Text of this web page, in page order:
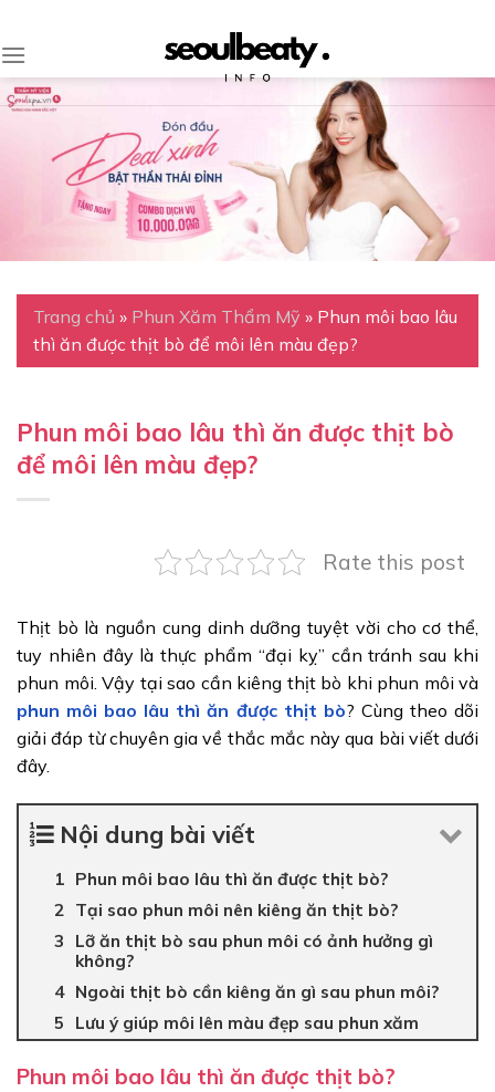
content
Trang chủ » Phun Xăm Thẩm Mỹ » Phun môi bao lâu
thì ăn được thịt bò để môi lên màu đẹp?
Phun môi bao lâu thì ăn được thịt bò
để môi lên màu đẹp?
Rate this post
Thịt bò là nguồn cung dinh dưỡng tuyệt vời cho cơ thể,
tuy nhiên đây là thực phẩm “đại kỵ” cần tránh sau khi
phun môi. Vậy tại sao cần kiêng thịt bò khi phun môi và
phun môi bao lâu thì ăn được thịt bò? Cùng theo dõi
giải đáp từ chuyên gia về thắc mắc này qua bài viết dưới
đây.
Nội dung bài viết
Phun môi bao lâu thì ăn được thịt bò?
Tại sao phun môi nên kiêng ăn thịt bò?
Lỡ ăn thịt bò sau phun môi có ảnh hưởng gì
không?
Ngoài thịt bò cần kiêng ăn gì sau phun môi?
Lưu ý giúp môi lên màu đẹp sau phun xăm
Phun môi bao lâu thì ăn được thịt bò?